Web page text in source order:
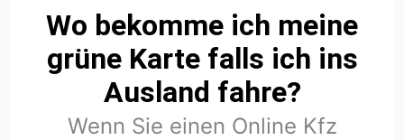
Wo bekomme ich meine
grüne Karte falls ich ins
Ausland fahre?
Wenn Sie einen Online Kfz